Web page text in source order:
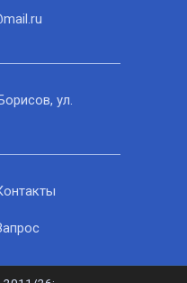
ул.